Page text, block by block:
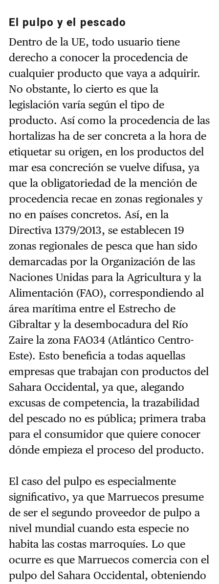
El pulpo y el pescado
Dentro de la UE, todo usuario tiene
derecho a conocer la procedencia de
cualquier producto que vaya a adquirir.
No obstante, lo cierto es que la
legislación varía según el tipo de
producto. Así como la procedencia de las
hortalizas ha de ser concreta a la hora de
etiquetar su origen, en los productos del
mar esa concreción se vuelve difusa, ya
que la obligatoriedad de la mención de
procedencia recae en zonas regionales y
no en países concretos. Así, en la
Directiva 1379/2013, se establecen 19
zonas regionales de pesca que han sido
demarcadas por la Organización de las
Naciones Unidas para la Agricultura y la
Alimentación (FAO), correspondiendo al
área marítima entre el Estrecho de
Gibraltar y la desembocadura del Río
Zaire la zona FAO34 (Atlántico Centro-
Este). Esto beneficia a todas aquellas
empresas que trabajan con productos del
Sahara Occidental, ya que, alegando
excusas de competencia, la trazabilidad
del pescado no es pública; primera traba
para el consumidor que quiere conocer
dónde empieza el proceso del producto.
El caso del pulpo es especialmente
significativo, ya que Marruecos presume
de ser el segundo proveedor de pulpo a
nivel mundial cuando esta especie no
habita las costas marroquíes. Lo que
ocurre es que Marruecos comercia con el
pulpo del Sahara Occidental, obteniendo